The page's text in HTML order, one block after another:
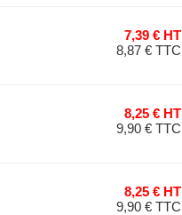
7,39 € HT
8,87 € TTC
8,25 € HT
9,90 € TTC
8,25 € HT
9,90 € TTC